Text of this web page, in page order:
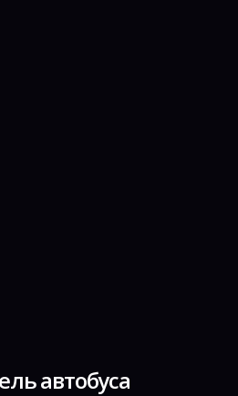
автобуса